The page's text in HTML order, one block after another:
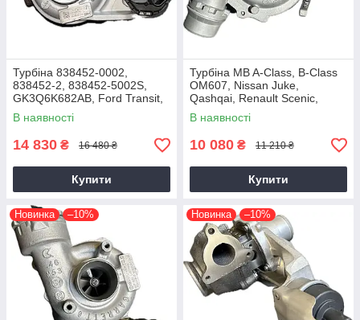
Турбіна 838452-0002,
838452-2, 838452-5002S,
GK3Q6K682AB, Ford Transit,
Tourneo EcoBlue YNFS,
YNF6, 2.0D, GTD1444V
В наявності
14 830 ₴ 16 480 ₴
Купити
Турбіна MB A-Class, B-Class
OM607, Nissan Juke,
Qashqai, Renault Scenic,
Kadjar, Megane K9K, 1.5 dCi,
2014+
В наявності
10 080 ₴ 11 210 ₴
Купити
Новинка –10% Новинка –10%